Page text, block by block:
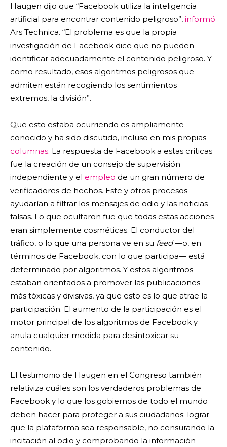
Haugen dijo que “Facebook utiliza la inteligencia
artificial para encontrar contenido peligroso”, informó
Ars Technica. “El problema es que la propia
investigación de Facebook dice que no pueden
identificar adecuadamente el contenido peligroso. Y
como resultado, esos algoritmos peligrosos que
admiten están recogiendo los sentimientos
extremos, la división”.
Que esto estaba ocurriendo es ampliamente
conocido y ha sido discutido, incluso en mis propias
columnas. La respuesta de Facebook a estas críticas
fue la creación de un consejo de supervisión
independiente y el empleo de un gran número de
verificadores de hechos. Este y otros procesos
ayudarían a filtrar los mensajes de odio y las noticias
falsas. Lo que ocultaron fue que todas estas acciones
eran simplemente cosméticas. El conductor del
tráfico, o lo que una persona ve en su feed—o, en
términos de Facebook, con lo que participa— está
determinado por algoritmos. Y estos algoritmos
estaban orientados a promover las publicaciones
más tóxicas y divisivas, ya que esto es lo que atrae la
participación. El aumento de la participación es el
motor principal de los algoritmos de Facebook y
anula cualquier medida para desintoxicar su
contenido.
El testimonio de Haugen en el Congreso también
relativiza cuáles son los verdaderos problemas de
Facebook y lo que los gobiernos de todo el mundo
deben hacer para proteger a sus ciudadanos: lograr
que la plataforma sea responsable, no censurando la
incitación al odio y comprobando la información